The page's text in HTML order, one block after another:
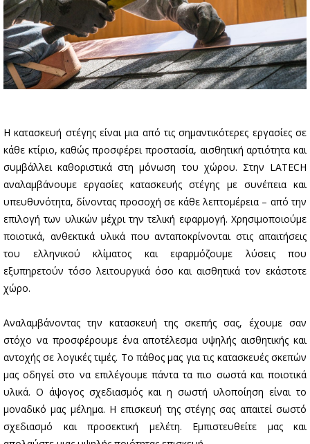
Η κατασκευή στέγης είναι μια από τις σημαντικότερες εργασίες σε
κάθε κτίριο, καθώς προσφέρει προστασία, αισθητική αρτιότητα και
συμβάλλει καθοριστικά στη μόνωση του χώρου. Στην LATECH
αναλαμβάνουμε εργασίες κατασκευής στέγης με συνέπεια και
υπευθυνότητα, δίνοντας προσοχή σε κάθε λεπτομέρεια – από την
επιλογή των υλικών μέχρι την τελική εφαρμογή. Χρησιμοποιούμε
ποιοτικά, ανθεκτικά υλικά που ανταποκρίνονται στις απαιτήσεις
του ελληνικού κλίματος και εφαρμόζουμε λύσεις που
εξυπηρετούν τόσο λειτουργικά όσο και αισθητικά τον εκάστοτε
χώρο.
Αναλαμβάνοντας την κατασκευή της σκεπής σας, έχουμε σαν
στόχο να προσφέρουμε ένα αποτέλεσμα υψηλής αισθητικής και
αντοχής σε λογικές τιμές. Το πάθος μας για τις κατασκευές σκεπών
μας οδηγεί στο να επιλέγουμε πάντα τα πιο σωστά και ποιοτικά
υλικά. Ο άψογος σχεδιασμός και η σωστή υλοποίηση είναι το
μοναδικό μας μέλημα. Η επισκευή της στέγης σας απαιτεί σωστό
σχεδιασμό και προσεκτική μελέτη. Εμπιστευθείτε μας και